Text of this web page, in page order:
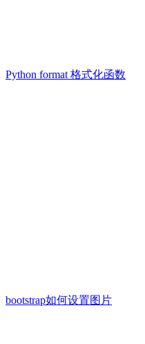
Python format 格式化函数
bootstrap如何设置图片